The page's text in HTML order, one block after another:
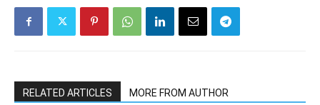
RELATED ARTICLES MORE FROM AUTHOR